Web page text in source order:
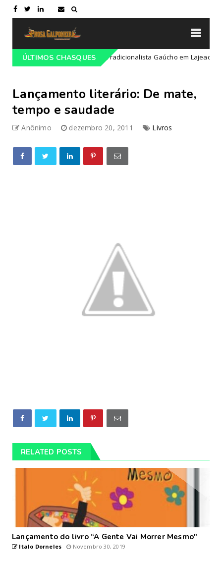
ÚLTIMOS CHASQUES
do 68º Congresso Tradicionalista Gaúcho em Lajeado-RS
Lançamento literário: De mate,
tempo e saudade
Anônimo dezembro 20, 2011 Livros
RELATED POSTS
Lançamento do livro “A Gente Vai Morrer Mesmo"
Italo Dorneles Novembro 30, 2019